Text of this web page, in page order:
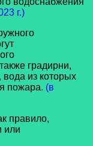
г.)
градирни,
из которых
пожара. (в
правило,
или